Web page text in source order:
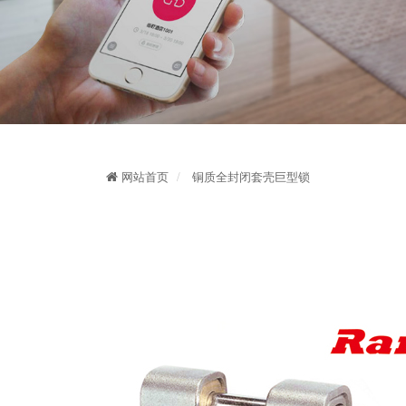
网站首页 铜质全封闭套壳巨型锁